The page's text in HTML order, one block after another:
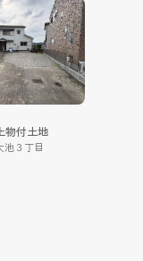
物付土地
池３丁目